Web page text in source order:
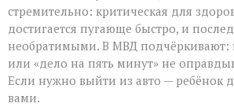
стремительно: критическая для
достигается пугающе быстро, и
необратимыми. В МВД подчёркивают:
или «дело на пять минут» не
Если нужно выйти из авто — ребёнок
вами.